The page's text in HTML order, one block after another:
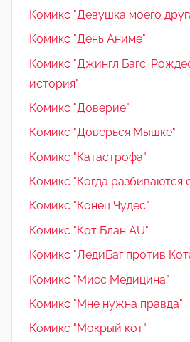
Комикс "Девушка моего
Комикс "День Аниме"
Комикс "Джингл Багс.
история"
Комикс "Доверие"
Комикс "Доверься Мышке"
Комикс "Катастрофа"
Комикс "Когда разбиваются
Комикс "Конец Чудес"
Комикс "Кот Блан AU"
Комикс "ЛедиБаг против
Комикс "Мисс Медицина"
Комикс "Мне нужна правда"
Комикс "Мокрый кот"